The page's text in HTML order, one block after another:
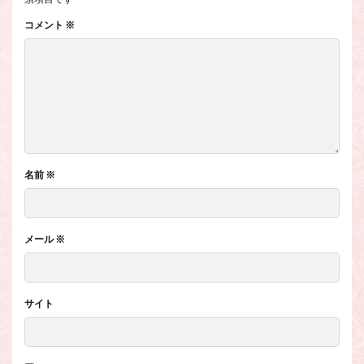
コメント ※
名前 ※
メール※
サイト